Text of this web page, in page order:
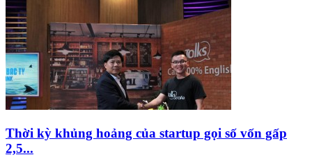
Thời kỳ khủng hoảng của startup gọi số vốn gấp
2,5...